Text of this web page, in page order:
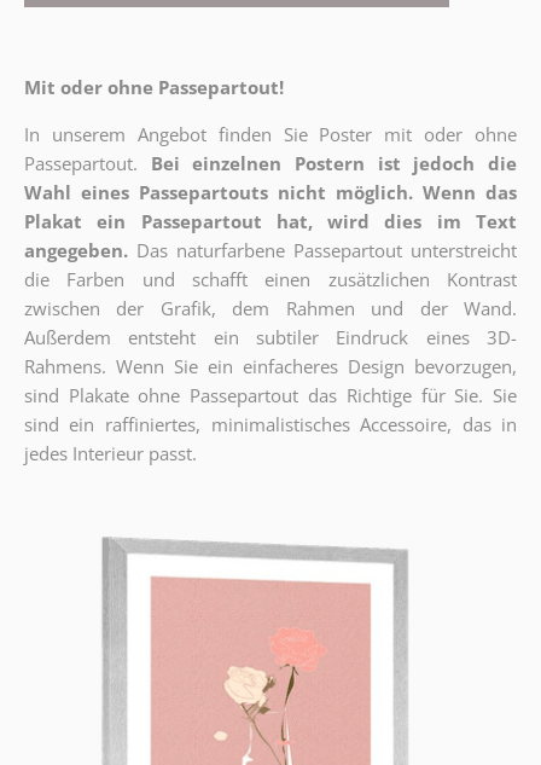
Mit oder ohne Passepartout!
In unserem Angebot finden Sie Poster mit oder ohne
Passepartout.
Bei einzelnen Postern ist jedoch die
Wahl eines Passepartouts nicht möglich. Wenn das
Plakat ein Passepartout hat, wird dies im Text
angegeben. Das naturfarbene Passepartout unterstreicht
die Farben und schafft einen zusätzlichen Kontrast
zwischen der Grafik, dem Rahmen und der Wand.
Außerdem entsteht ein subtiler Eindruck eines 3D-
Rahmens. Wenn Sie ein einfacheres Design bevorzugen,
sind Plakate ohne Passepartout das Richtige für Sie. Sie
sind ein raffiniertes, minimalistisches Accessoire, das in
jedes Interieur passt.